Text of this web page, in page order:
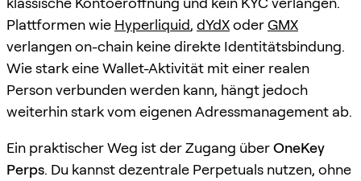
Plattformen wie Hyperliquid, dYdXoderGMX
verlangen on-chain keine direkte Identitätsbindung.
Wie stark eine Wallet-Aktivität mit einer realen
Person verbunden werden kann, hängt jedoch
weiterhin stark vom eigenen Adressmanagement ab.
Ein praktischer Weg ist der Zugang überOneKey
Perps. Du kannst dezentrale Perpetuals nutzen, ohne